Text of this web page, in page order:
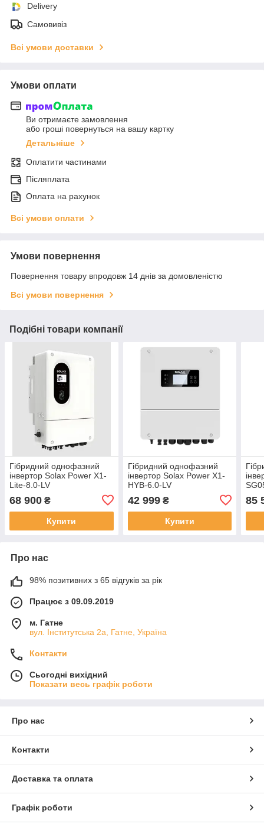
Delivery
Самовивіз
Всі умови доставки
Умови оплати
Ви отримаєте замовлення
або гроші повернуться на вашу картку
Детальніше
Оплатити частинами
Післяплата
Оплата на рахунок
Всі умови оплати
Умови повернення
Повернення товару впродовж 14 днів за домовленістю
Всі умови повернення
Подібні товари компанії
Гібридний однофазний
інвертор Solax Power X1-
Lite-8.0-LV
68 900 ₴
Купити
Гібридний однофазний
інвертор Solax Power X1-
HYB-6.0-LV
42 999₴
Купити
85
Про нас
98% позитивних з 65 відгуків за рік
Працює з 09.09.2019
м. Гатне
вул. Інститутська 2а, Гатне, Україна
Контакти
Сьогодні вихідний
Показати весь графік роботи
Про нас
Контакти
Доставка та оплата
Графік роботи